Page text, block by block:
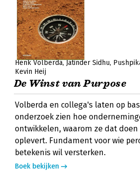
Henk Volberda Jatinder Sidhu
Kevin Heij
De Winst van Purpose
Volberda en collega's laten op
onderzoek zien hoe
ontwikkelen, waarom ze dat
oplevert. Fundament voor wie
betekenis wil versterken.
Boek bekijken